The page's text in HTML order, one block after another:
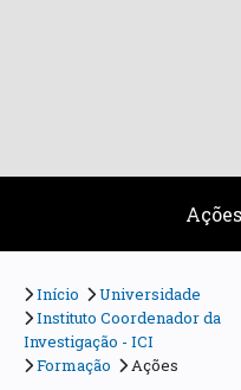
Início
Universidade
Instituto Coordenador da
Investigação - ICI
Formação
Ações